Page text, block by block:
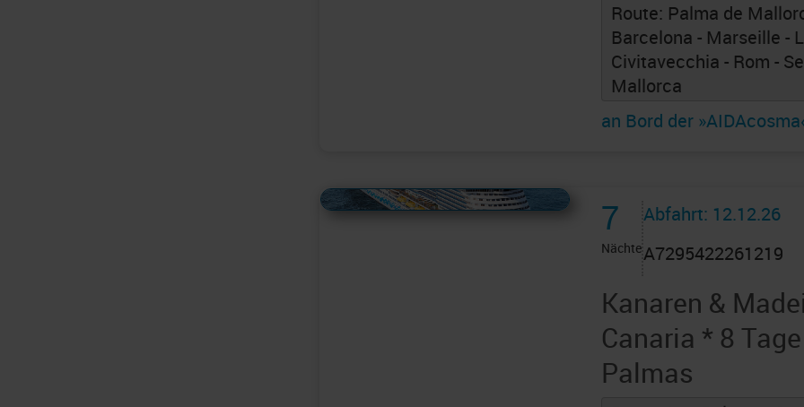
Route: Palma de
Barcelona - Marseille -
Civitavecchia - Rom -
Mallorca
an Bord der
Alles Bildmaterial von AIDAcruises ist ©AIDAcruises
7
Nächte
Abfahrt: 12.12.26
A7295422261219
Kanaren &
Canaria * 8
Palmas